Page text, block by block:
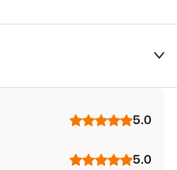
5.0
5.0